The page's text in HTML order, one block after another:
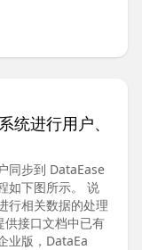
统进行用户、
同步到 DataEase
如下图所示。 说
行相关数据的处理
供接口文档中已有
业版，DataEa